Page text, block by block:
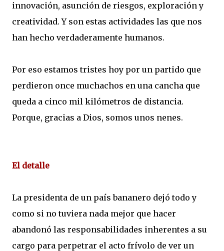
innovación, asunción de riesgos, exploración y
creatividad. Y son estas actividades las que nos
han hecho verdaderamente humanos.
Por eso estamos tristes hoy por un partido que
perdieron once muchachos en una cancha que
queda a cinco mil kilómetros de distancia.
Porque, gracias a Dios, somos unos nenes.
El detalle
La presidenta de un país bananero dejó todo y
como si no tuviera nada mejor que hacer
abandonó las responsabilidades inherentes a su
cargo para perpetrar el acto frívolo de ver un